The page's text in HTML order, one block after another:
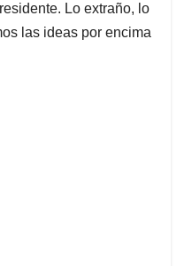
Lo extraño, lo
las ideas por encima